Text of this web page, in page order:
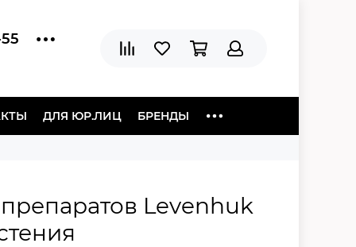
ДЛЯ ЮР.ЛИЦ БРЕНДЫ
Levenhuk